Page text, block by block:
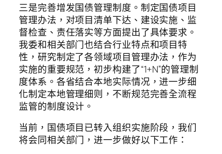
三是完善增发国债管理制度。制定国债项目
管理办法，对项目清单下达、建设实施、监
督检查、责任落实等方面提出了具体要求。
我委和相关部门也结合行业特点和项目特
性，研究制定了各领域项目管理办法，作为
实施的重要规范，初步构建了“1+N”的管理制
度体系。各省结合本地实际情况，进一步细
化制定本地管理细则，不断规范完善全流程
监管的制度设计。
当前，国债项目已转入组织实施阶段，我们
将会同相关部门，进一步做好以下工作：